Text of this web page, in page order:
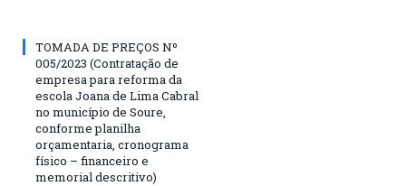
TOMADA DE PREÇOS Nº
005/2023 (Contratação de
empresa para reforma da
escola Joana de Lima Cabral
no município de Soure,
conforme planilha
orçamentaria, cronograma
físico – financeiro e
memorial descritivo)